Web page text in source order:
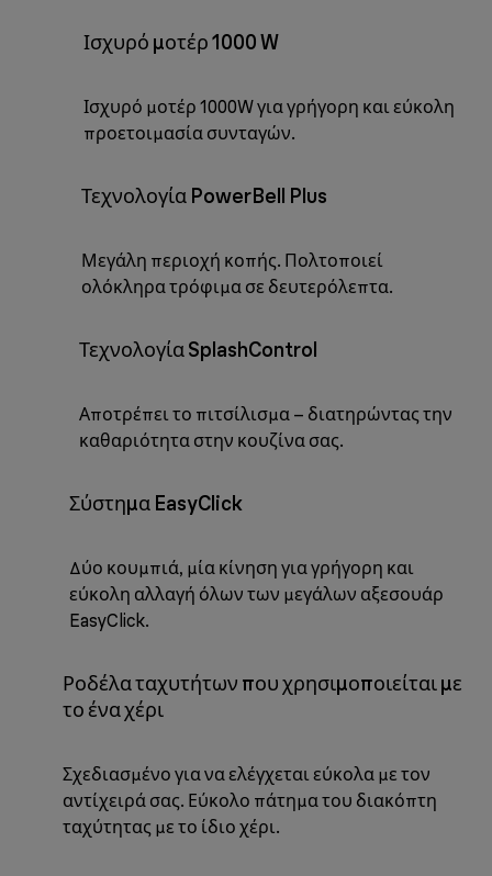
Ισχυρό μοτέρ 1000 W
Ισχυρό μοτέρ 1000W για γρήγορη και εύκολη
προετοιμασία συνταγών.
Τεχνολογία PowerBell Plus
Μεγάλη περιοχή κοπής. Πολτοποιεί
ολόκληρα τρόφιμα σε δευτερόλεπτα.
Τεχνολογία SplashControl
Αποτρέπει το πιτσίλισμα – διατηρώντας την
καθαριότητα στην κουζίνα σας.
Σύστημα EasyClick
Δύο κουμπιά, μία κίνηση για γρήγορη και
εύκολη αλλαγή όλων των μεγάλων αξεσουάρ
EasyClick.
Ροδέλα ταχυτήτων που χρησιμοποιείται με
το ένα χέρι
Σχεδιασμένο για να ελέγχεται εύκολα με τον
αντίχειρά σας. Εύκολο πάτημα του διακόπτη
ταχύτητας με το ίδιο χέρι.